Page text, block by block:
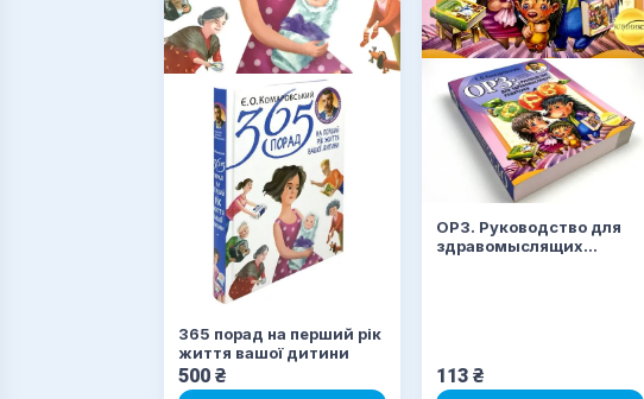
365 порад на перший рік
життя вашої дитини
500 ₴
ОРЗ. Руководство для
здравомыслящих
113₴